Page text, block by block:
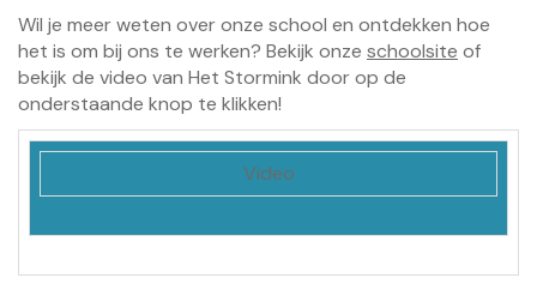
Wil je meer weten over onze school en ontdekken hoe
het is om bij ons te werken? Bekijk onze schoolsite of
bekijk de video van Het Stormink door op de
onderstaande knop te klikken!
Video